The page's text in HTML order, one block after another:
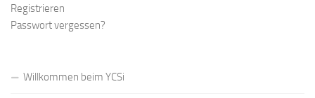
Registrieren
Passwort vergessen?
Willkommen beim YCSi